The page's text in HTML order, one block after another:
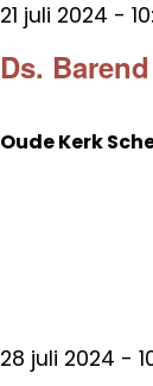
Ds.
21 juli 2024 -
Oude Kerk
28 juli 2024 -